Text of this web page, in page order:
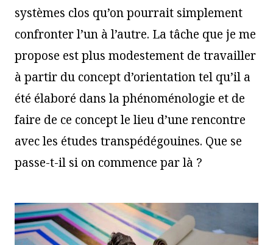
systèmes clos qu’on pourrait simplement
confronter l’un à l’autre. La tâche que je me
propose est plus modestement de travailler
à partir du concept d’orientation tel qu’il a
été élaboré dans la phénoménologie et de
faire de ce concept le lieu d’une rencontre
avec les études transpédégouines. Que se
passe-t-il si on commence par là ?